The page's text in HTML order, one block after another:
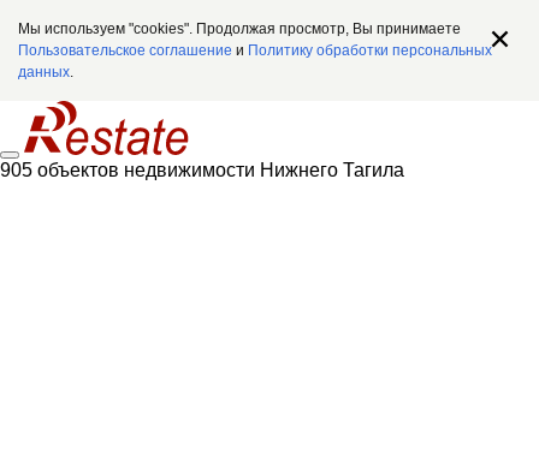
Мы используем "cookies". Продолжая просмотр, Вы принимаете
Пользовательское соглашение и Политику обработки персональных
данных.
905 объектов недвижимости Нижнего Тагила